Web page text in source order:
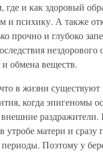
где и как здоровый
и психику. А также
прочно и глубоко
нездорового
и обмена веществ.
в жизни существуют
когда эпигеномы
раздражители.
утробе матери и
периоды. Поэтому у